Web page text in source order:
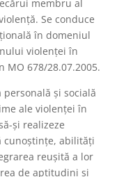
membru al
Se conduce
în domeniul
violenţei în
MO 678/28.07.2005.
şi socială
ale violenţei în
şi realizeze
cunoştinţe, abilităţi
reuşită a lor
de aptitudini şi